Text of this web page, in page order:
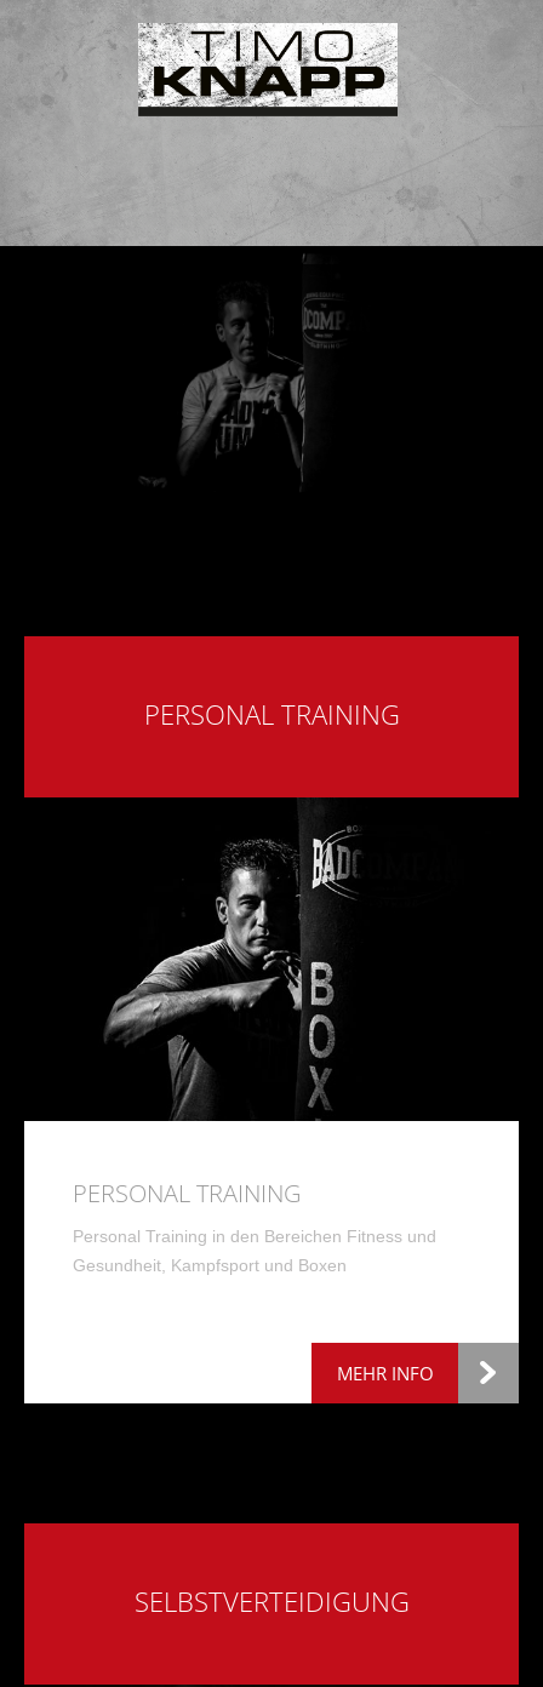
PERSONAL TRAINING
PERSONAL TRAINING
Personal Training in den Bereichen Fitness und
Gesundheit, Kampfsport und Boxen
MEHR INFO
SELBSTVERTEIDIGUNG